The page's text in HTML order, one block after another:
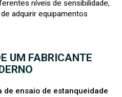
níveis de sensibilidade,
adquirir equipamentos
UM FABRICANTE
ensaio de estanqueidade